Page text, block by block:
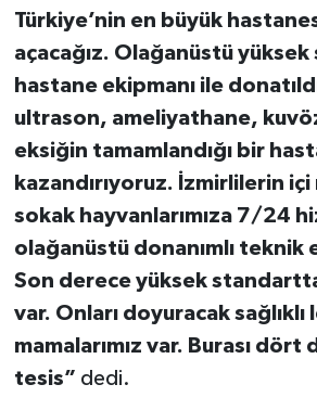
Türkiye’nin en büyük
açacağız. Olağanüstü
hastane ekipmanı ile
ultrason, ameliyathane,
eksiğin tamamlandığı bir
kazandırıyoruz. İzmirlilerin
sokak hayvanlarımıza 7/24
olağanüstü donanımlı teknik
Son derece yüksek
var. Onları doyuracak
mamalarımız var. Burası
tesis” dedi.